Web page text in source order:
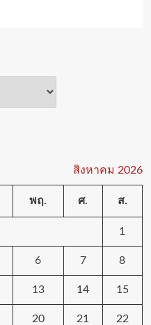
สิงหาคม 2026
พฤ. ศ. ส.
1
6 7 8
13 14 15
20 21 22